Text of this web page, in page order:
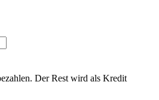
Der Rest wird als Kredit